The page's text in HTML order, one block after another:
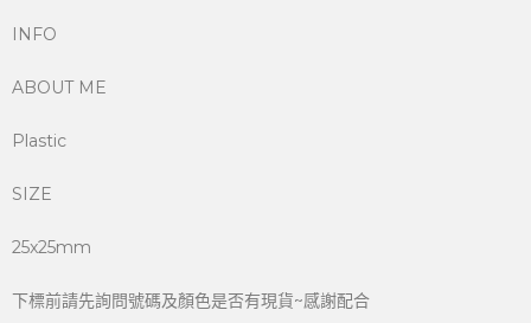
INFO
ABOUT ME
Plastic
SIZE
25x25mm
下標前請先詢問號碼及顏色是否有現貨~感謝配合